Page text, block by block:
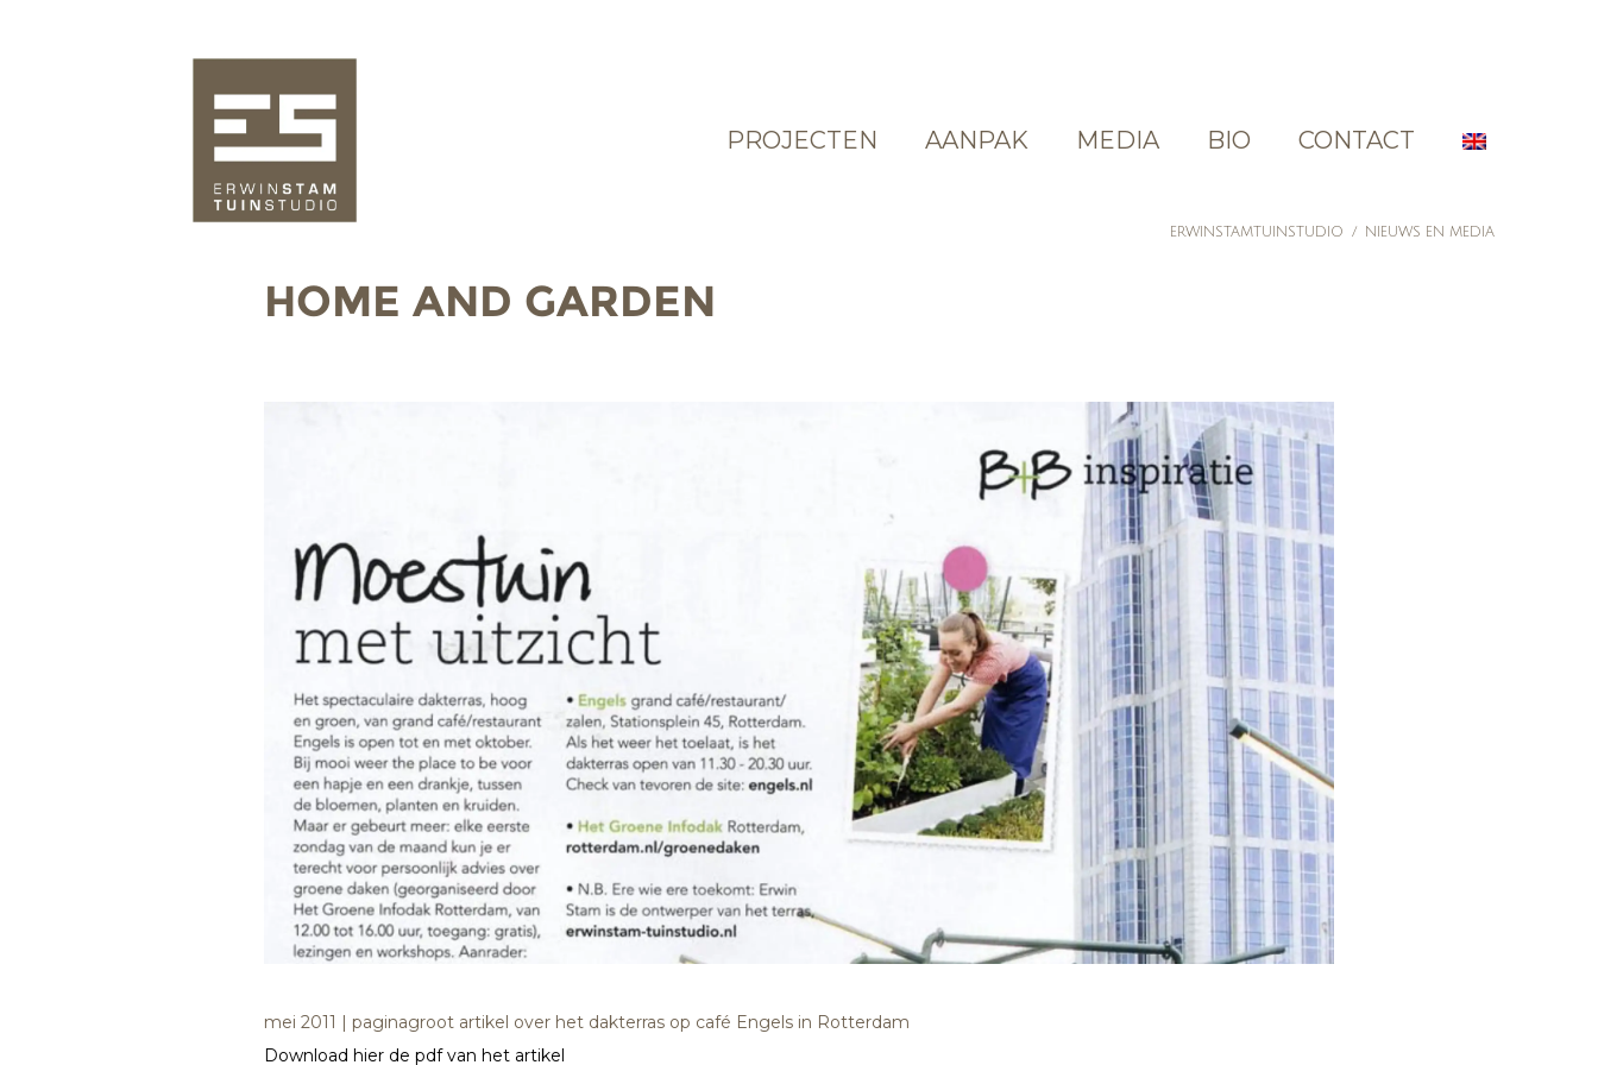
PROJECTEN AANPAK MEDIA BIO CONTACT
ERWINSTAMTUINSTUDIO / NIEUWS EN MEDIA
HOME AND GARDEN
mei 2011 | paginagroot artikel over het dakterras op café Engels in Rotterdam
Download hier de pdf van het artikel